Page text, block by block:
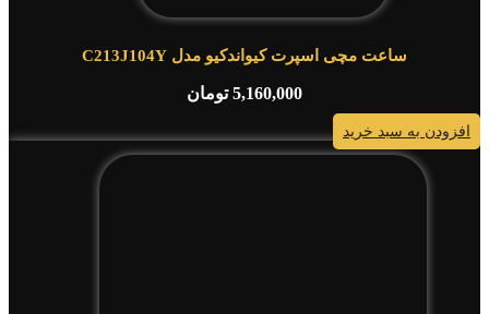
ساعت مچی اسپرت کیواندکیو مدل C213J104Y
5,160,000 تومان
افزودن به سبد خرید